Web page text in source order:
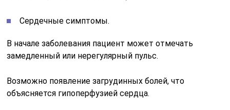
Сердечные симптомы.
В начале заболевания пациент может отмечать
замедленный или нерегулярный пульс.
Возможно появление загрудинных болей, что
объясняется гипоперфузией сердца.